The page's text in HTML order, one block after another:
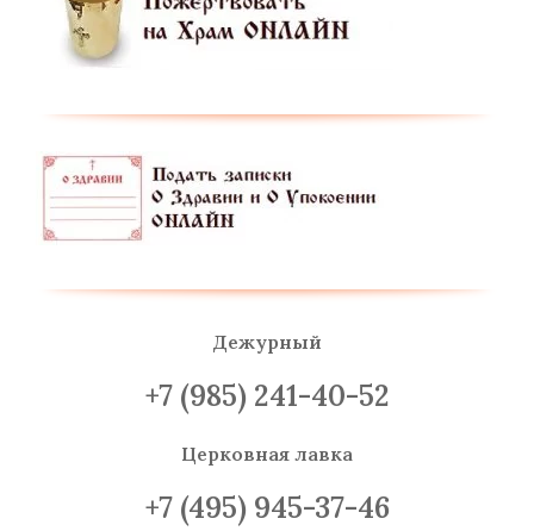
Дежурный
+7 (985) 241-40-52
Церковная лавка
+7 (495) 945-37-46